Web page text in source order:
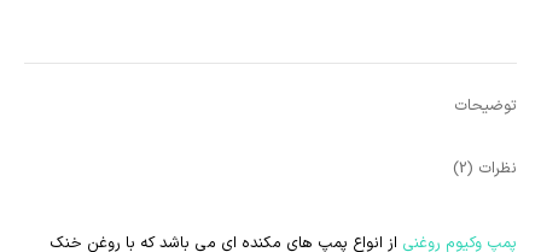
لینکدینپینترستواتساپ
توضیحات
نظرات (2)
پمپ وکیوم روغنی از انواع پمپ های مکنده ای می باشد که با روغن خنک